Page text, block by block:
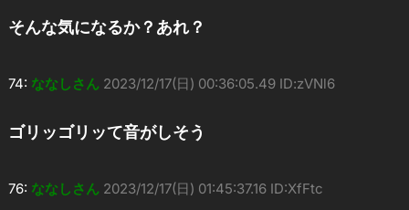
そんな気になるか？あれ？
74: ななしさん 2023/12/17(日) 00:36:05.49 ID:zVNl6
ゴリッゴリッて音がしそう
76: ななしさん 2023/12/17(日) 01:45:37.16 ID:XfFtc